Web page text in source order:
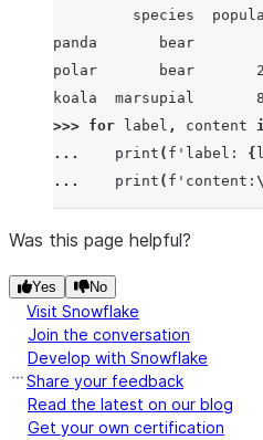
species
panda       bear
polar       bear
koala  marsupial
>>> for label , content
...
print ( f 'label: {
...
print ( f 'content:
...
label: species
panda         bear
polar         bear
koala    marsupial
Name: species, dtype:
label: population
content:
Was this page helpful?
Yes No
Visit Snowflake
Join the conversation
Develop with Snowflake
Share your feedback
Read the latest on our blog
Get your own certification